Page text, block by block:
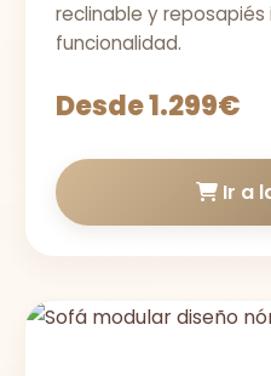
reclinable y reposapiés
funcionalidad.
Desde 1.299€
Ir a